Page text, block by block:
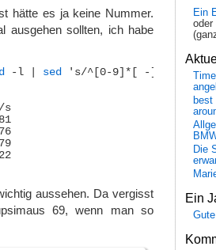
hätte es ja keine Nummer.
ausgehen sollten, ich habe
-l | sed 's/^[0-9]*[ -]*//' | tr
s
aussehen. Da vergisst
69, wenn man so
Ein
oder
Die
Ein